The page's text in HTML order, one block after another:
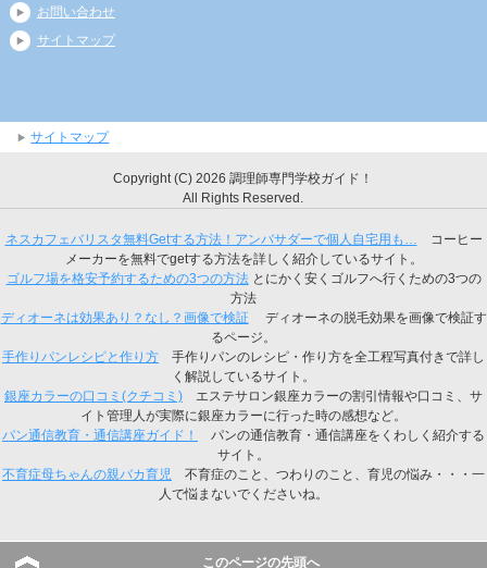
お問い合わせ
サイトマップ
サイトマップ
Copyright (C) 2026 調理師専門学校ガイド！
All Rights Reserved.
ネスカフェバリスタ無料Getする方法！アンバサダーで個人自宅用も… コーヒー
メーカーを無料でgetする方法を詳しく紹介しているサイト。
ゴルフ場を格安予約するための3つの方法とにかく安くゴルフへ行くための3つの
方法
ディオーネは効果あり？なし？画像で検証ディオーネの脱毛効果を画像で検証す
るページ。
手作りパンレシピと作り方 手作りパンのレシピ・作り方を全工程写真付きで詳し
く解説しているサイト。
銀座カラーの口コミ(クチコミ) エステサロン銀座カラーの割引情報や口コミ、サ
イト管理人が実際に銀座カラーに行った時の感想など。
パン通信教育・通信講座ガイド！
パンの通信教育・通信講座をくわしく紹介する
サイト。
不育症母ちゃんの親バカ育児 不育症のこと、つわりのこと、育児の悩み・・・一
人で悩まないでくださいね。
このページの先頭へ